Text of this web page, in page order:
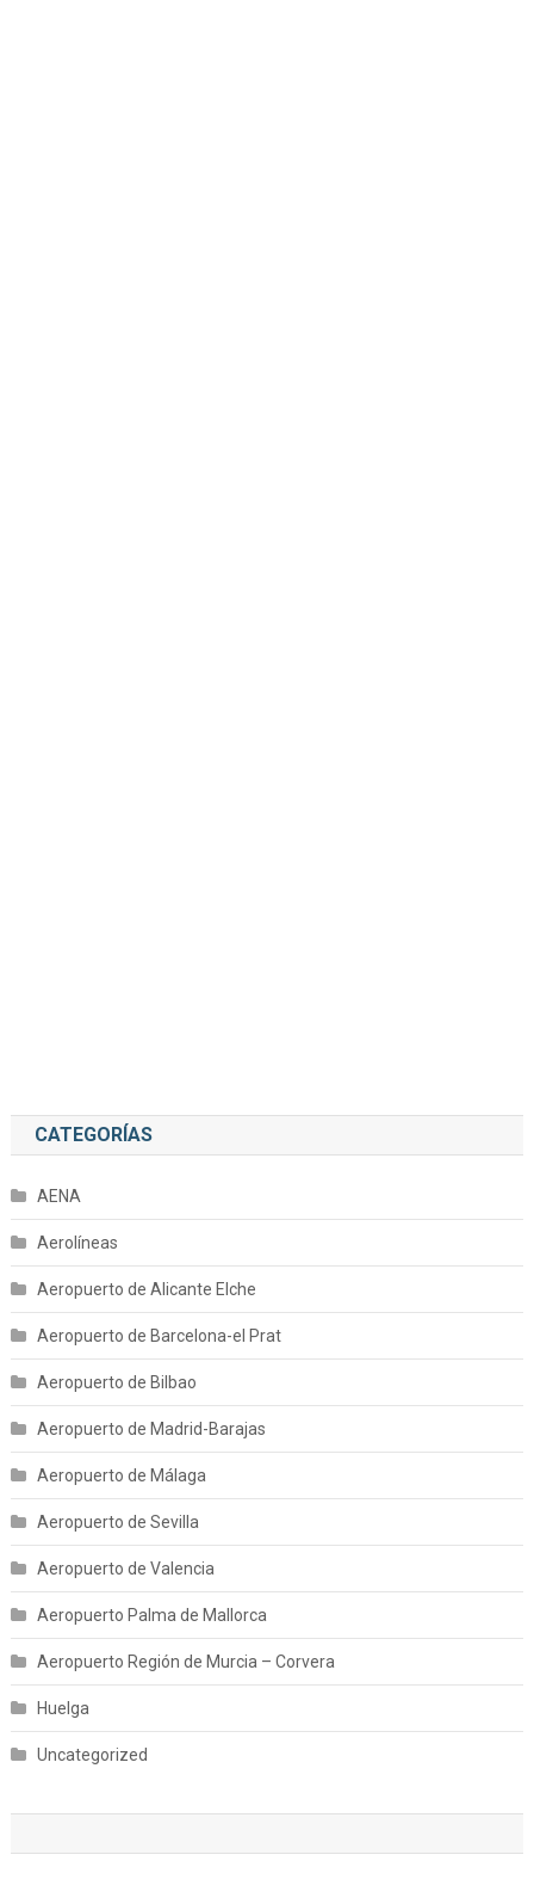
CATEGORÍAS
AENA
Aerolíneas
Aeropuerto de Alicante Elche
Aeropuerto de Barcelona-el Prat
Aeropuerto de Bilbao
Aeropuerto de Madrid-Barajas
Aeropuerto de Málaga
Aeropuerto de Sevilla
Aeropuerto de Valencia
Aeropuerto Palma de Mallorca
Aeropuerto Región de Murcia – Corvera
Huelga
Uncategorized